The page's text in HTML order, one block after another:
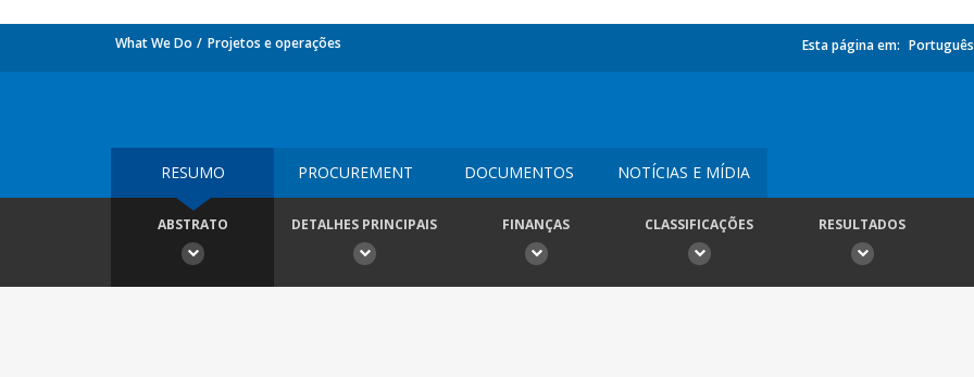
What We Do Projetos e operações Esta página em: Português
RESUMO PROCUREMENT DOCUMENTOS NOTÍCIAS E MÍDIA
ABSTRATO DETALHES PRINCIPAIS FINANÇAS CLASSIFICAÇÕES RESULTADOS